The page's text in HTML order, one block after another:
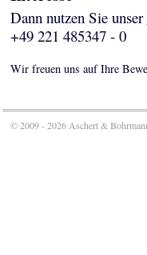
Dann nutzen Sie unser
+49 221 485347 - 0
Wir freuen uns auf Ihre
© 2009 - 2026 Aschert &